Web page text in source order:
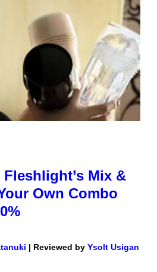
Mix &
Own Combo
| Reviewed by Ysolt Usigan